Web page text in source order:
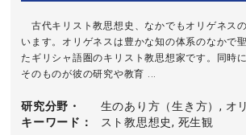
古代キリスト教思想史、なかでもオリゲネス
います。オリゲネスは豊かな知の体系のなかで
たギリシャ語圏のキリスト教思想家です。同時
そのものが彼の研究や教育 ...
研究分野・
キーワード
生のあり方（生き方）, オ
スト教思想史, 死生観